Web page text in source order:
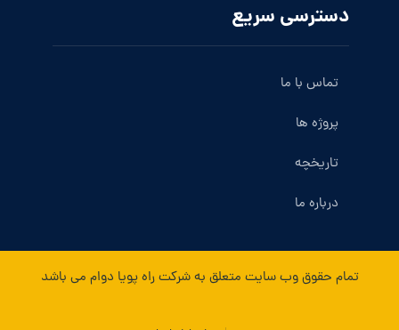
دسترسی سریع
تماس با ما
پروژه ها
تاریخچه
درباره ما
تمام حقوق وب سایت متعلق به شرکت راه پویا دوام می باشد